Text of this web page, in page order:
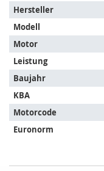
Der
Artikel
passt
auf
folgende
Fahrzeuge:
Hersteller
Modell
Motor
Leistung
Baujahr
KBA
Motorcode
Euronorm